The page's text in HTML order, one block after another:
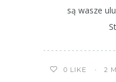
są wasze
0 LIKE 2